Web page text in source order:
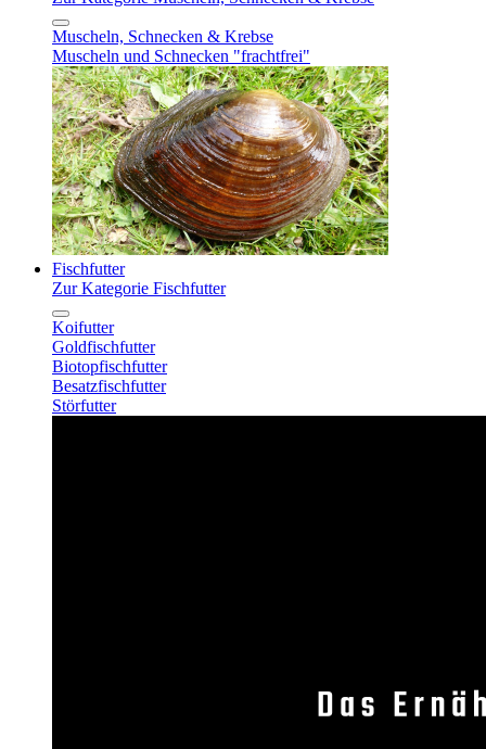
Muscheln, Schnecken & Krebse
Muscheln und Schnecken "frachtfrei"
Fischfutter
Zur Kategorie Fischfutter
Koifutter
Goldfischfutter
Biotopfischfutter
Besatzfischfutter
Störfutter